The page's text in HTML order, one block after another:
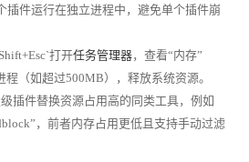
插件运行在独立进程中，避免单个插件崩
打开任务管理器，查看“内存”
（如超过500MB），释放系统资源。
插件替换资源占用高的同类工具，例如
，前者内存占用更低且支持手动过滤